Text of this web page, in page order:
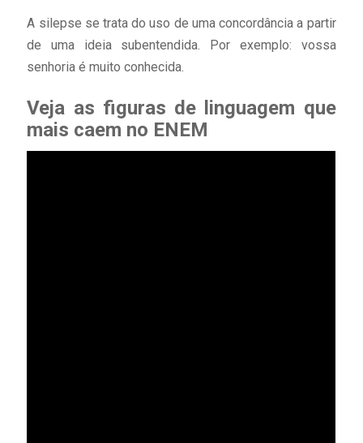
A silepse se trata do uso de uma concordância a partir
de uma ideia subentendida. Por exemplo: vossa
senhoria é muito conhecida.
Veja as figuras de linguagem que
mais caem no ENEM